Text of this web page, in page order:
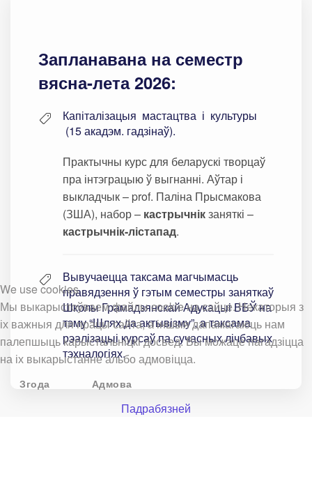
Запланавана на семестр
вясна-лета 2026:
Капіталізацыя мастацтва і культуры
(15 акадэм. гадзінаў).
Практычны курс для беларускі творцаў
пра інтэграцыю ў выгнанні. Аўтар і
выкладчык – prof. Паліна Прысмакова
(ЗША), набор – кастрычнікзаняткі –
кастрычнік-лістапад.
Вывучаецца таксама магчымасць
правядзення ў гэтым семестры заняткаў
Школы Грамадзянскай Адукацыі ВБЎ на
тэму “Шлях да актывізму”, а таксама
рэалізацыі курсаў па сучасных лічбавых
тэхналогіях.
We use cookies
Мы выкарыстоўваем файлы cookie на сайце. Некаторыя з
іх важныя для працы сайта, а іншыя дапамагаюць нам
палепшыць карыстальніцкі досвед. Вы можаце пагадзіцца
на іх выкарыстанне альбо адмовіцца.
Згода Адмова
Падрабязней